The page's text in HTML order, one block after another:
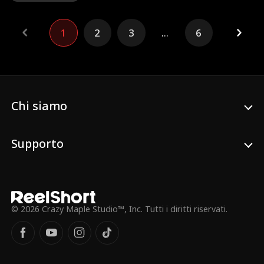
da suo figlio, che lo trattano come un
semplice servitore, finché non ricorda chi
è.
1 2 3 ... 6
Chi siamo
Supporto
© 2026 Crazy Maple Studio™, Inc. Tutti i diritti riservati.